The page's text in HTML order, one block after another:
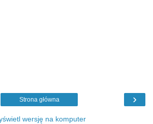
›
Strona główna
wersję na komputer